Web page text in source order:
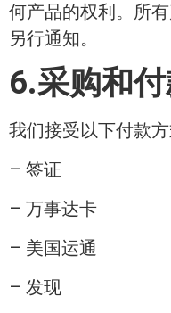
何产品的权利。所
另行通知。
6.采购和
我们接受以下付款方
– 签证
– 万事达卡
– 美国运通
– 发现